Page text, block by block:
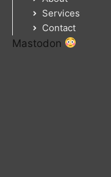
Services
Contact
Mastodon